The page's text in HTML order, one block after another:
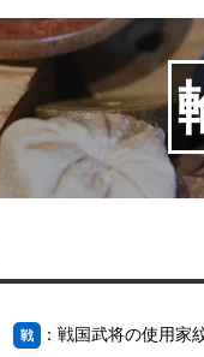
戦 ：戦国武将の使用家